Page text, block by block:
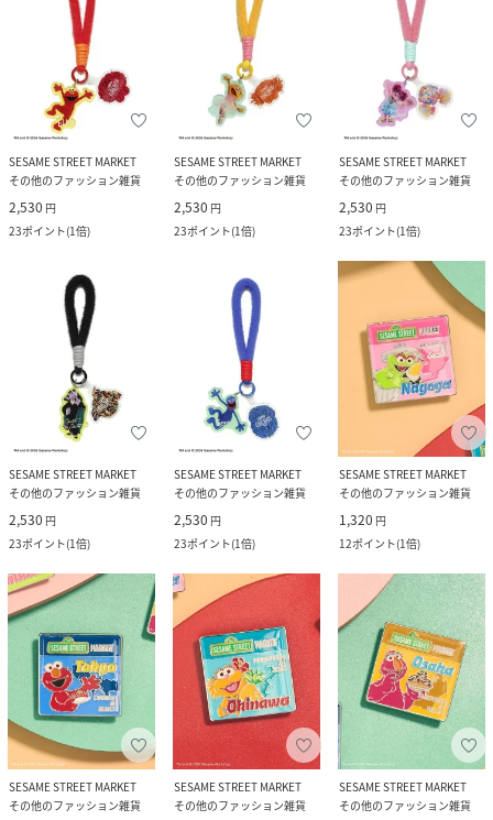
SESAME STREET MARKET
その他のファッション雑貨
2,530 円
23ポイント(1倍)
SESAME STREET MARKET
その他のファッション雑貨
2,530 円
23ポイント(1倍)
SESAME STREET MARKET
その他のファッション雑貨
2,530 円
23ポイント(1倍)
SESAME STREET MARKET
その他のファッション雑貨
2,530 円
23ポイント(1倍)
SESAME STREET MARKET
その他のファッション雑貨
2,530 円
23ポイント(1倍)
SESAME STREET MARKET
その他のファッション雑貨
1,320 円
12ポイント(1倍)
SESAME STREET MARKET
その他のファッション雑貨
SESAME STREET MARKET
その他のファッション雑貨
SESAME STREET MARKET
その他のファッション雑貨